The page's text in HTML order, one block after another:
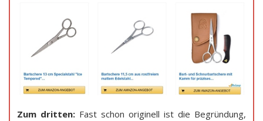
Zum dritten: Fast schon originell ist die Begründung,